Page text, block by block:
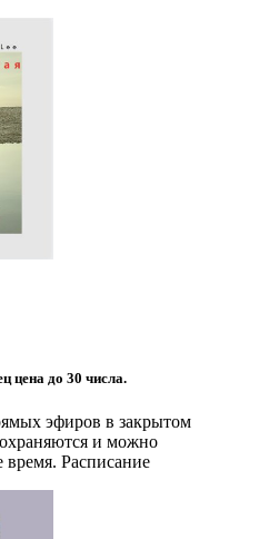
цена до 30 числа.
эфиров в закрытом
и можно
время. Расписание